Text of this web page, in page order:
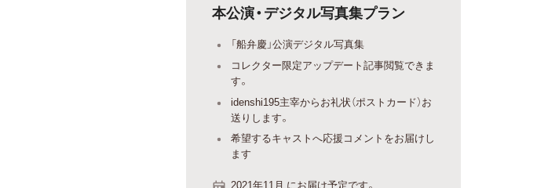
本公演・デジタル写真集プラン
「船弁慶」公演デジタル写真集
コレクター限定アップデート記事閲覧できま
す。
idenshi195主宰からお礼状（ポストカード）お
送りします。
希望するキャストへ応援コメントをお届けし
ます
2021年11月 にお届け予定です。